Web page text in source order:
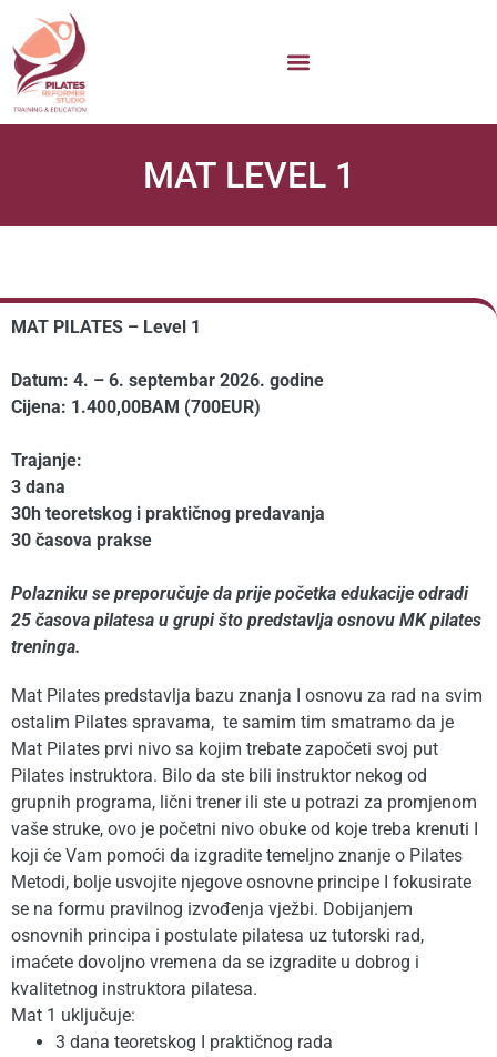
MAT LEVEL 1
MAT PILATES – Level 1
Datum: 4. – 6. septembar 2026. godine
Cijena: 1.400,00BAM (700EUR)
Trajanje:
3 dana
30h teoretskog i praktičnog predavanja
30 časova prakse
Polazniku se preporučuje da prije početka edukacije odradi
25 časova pilatesa u grupi što predstavlja osnovu MK pilates
treninga.
Mat Pilates predstavlja bazu znanja I osnovu za rad na svim
ostalim Pilates spravama, te samim tim smatramo da je
Mat Pilates prvi nivo sa kojim trebate započeti svoj put
Pilates instruktora. Bilo da ste bili instruktor nekog od
grupnih programa, lični trener ili ste u potrazi za promjenom
vaše struke, ovo je početni nivo obuke od koje treba krenuti I
koji će Vam pomoći da izgradite temeljno znanje o Pilates
Metodi, bolje usvojite njegove osnovne principe I fokusirate
se na formu pravilnog izvođenja vježbi. Dobijanjem
osnovnih principa i postulate pilatesa uz tutorski rad,
imaćete dovoljno vremena da se izgradite u dobrog i
kvalitetnog instruktora pilatesa.
Mat 1 uključuje:
3 dana teoretskog I praktičnog rada